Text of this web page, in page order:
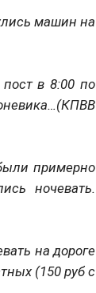
машин на
в 8:00 по
примерно
ночевать.
на дороге
(150 руб с